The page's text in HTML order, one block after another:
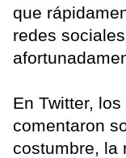
que
redes
En Twitter,
comentaron
costumbre, la